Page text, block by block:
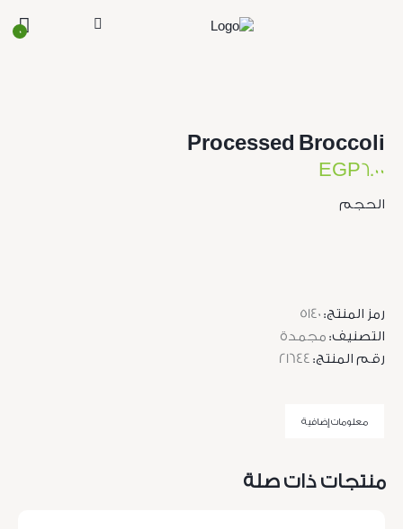
Processed Broccoli
EGP6.00
الحجم
رمز المنتج:5140
التصنيف:مجمدة
رقم المنتج:21644
معلومات إضافية
منتجات ذات صلة